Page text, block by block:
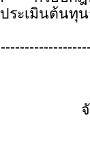
ะเมินต้นทุน